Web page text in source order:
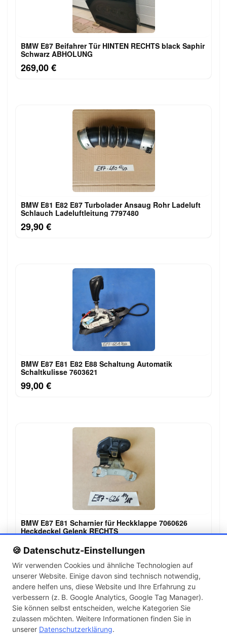
🍪 Datenschutz-Einstellungen
Wir verwenden Cookies und ähnliche Technologien auf
unserer Website. Einige davon sind technisch notwendig,
andere helfen uns, diese Website und Ihre Erfahrung zu
verbessern (z. B. Google Analytics, Google Tag Manager).
Sie können selbst entscheiden, welche Kategorien Sie
zulassen möchten. Weitere Informationen finden Sie in
unserer Datenschutzerklärung.
BMW E87 Beifahrer Tür HINTEN RECHTS black Saphir
Schwarz ABHOLUNG
269,00 €
BMW E81 E82 E87 Turbolader Ansaug Rohr Ladeluft
Schlauch Ladeluftleitung 7797480
29,90 €
BMW E87 E81 E82 E88 Schaltung Automatik
Schaltkulisse 7603621
99,00 €
BMW E87 E81 Scharnier für Heckklappe 7060626
Heckdeckel Gelenk RECHTS
12,90 €
← 1 2 →
Artikel pro Seite